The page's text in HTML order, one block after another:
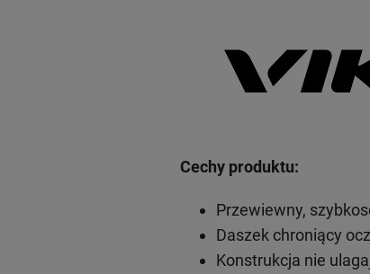
Cechy produktu:
Przewiewny,
Daszek chroniący
Konstrukcja nie